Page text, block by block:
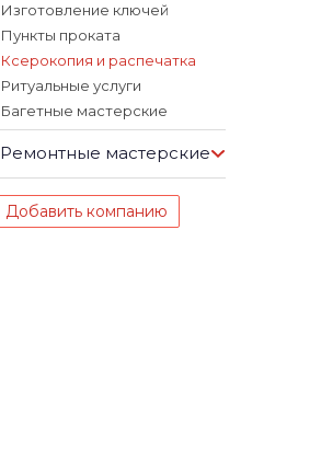
Изготовление ключей
Пункты проката
Ксерокопия и распечатка
Ритуальные услуги
Багетные мастерские
Ремонтные мастерские
Добавить компанию